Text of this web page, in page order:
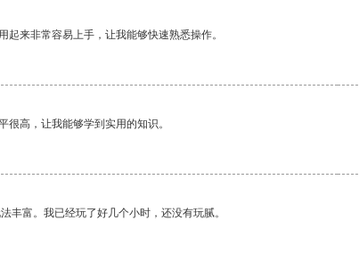
来非常容易上手，让我能够快速熟悉操作。
高，让我能够学到实用的知识。
丰富。我已经玩了好几个小时，还没有玩腻。